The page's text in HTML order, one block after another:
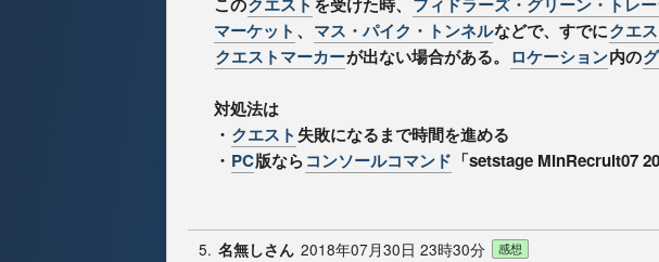
マーケット 、 マス・パイク・トンネルなどで、すでにクエ
クエストマーカーが出ない場合がある。 ロケーション内の
対処法は
・ クエスト 失敗になるまで時間を進める
・ PC版ならコンソールコマンド 「setstage MinRecruit07
5. 名無しさん 2018年07月30日 23時30分 感想